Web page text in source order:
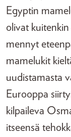
Egyptin
olivat
mennyt
mamelukit
uudistamasta
Eurooppa
kilpaileva
itseensä